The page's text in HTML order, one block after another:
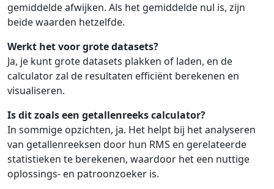
gemiddelde afwijken. Als het gemiddelde nul is, zijn
beide waarden hetzelfde.
Werkt het voor grote datasets?
Ja, je kunt grote datasets plakken of laden, en de
calculator zal de resultaten efficiënt berekenen en
visualiseren.
Is dit zoals een getallenreeks calculator?
In sommige opzichten, ja. Het helpt bij het analyseren
van getallenreeksen door hun RMS en gerelateerde
statistieken te berekenen, waardoor het een nuttige
oplossings- en patroonzoeker is.